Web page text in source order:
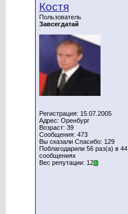
Костя
Пользователь
Завсегдатай
Регистрация: 15.07.2005
Адрес: Оренбург
Возраст: 39
Сообщения: 473
Вы сказали Спасибо: 129
Поблагодарили 56 раз(а) в 44
сообщениях
Вес репутации: 12